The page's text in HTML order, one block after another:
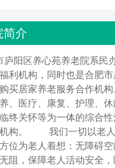
简介
庐阳区养心苑养老院系民
利机构，同时也是合肥市
买居家养老服务合作机
、医疗、康复、护理、休
终关怀等为一体的综合
机构。 我们一切以老人
位为老人着想：无障碍空
阻，保障老人活动安全，